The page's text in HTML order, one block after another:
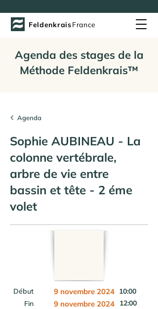
FeldenkraisFrance
Agenda des stages de la
Méthode Feldenkrais™
Agenda
Sophie AUBINEAU - La
colonne vertébrale,
arbre de vie entre
bassin et tête - 2 éme
volet
Début 9 novembre 2024 10:00
Fin
9 novembre 2024 12:00